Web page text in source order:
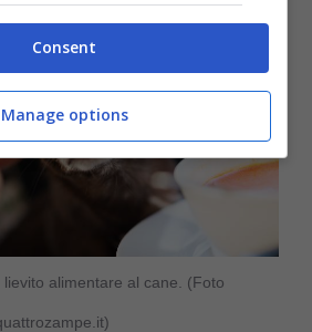
alimentare al cane. (Foto
Consent
Manage options